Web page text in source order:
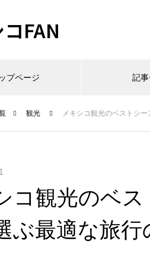
FAN
プページ 記
観光 メキシコ観光のベストシ
コ観光のベ
ぶ最適な旅行